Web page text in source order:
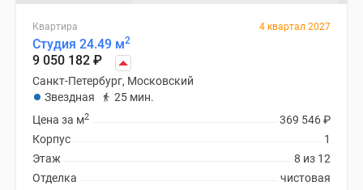
Квартира 4 квартал 2027
Студия 24.49 м2
9 050 182 ₽
Санкт-Петербург, Московский
Звездная
25 мин.
369 546₽
Цена за м2
1
Корпус
8 из 12
Этаж
чистовая
Отделка